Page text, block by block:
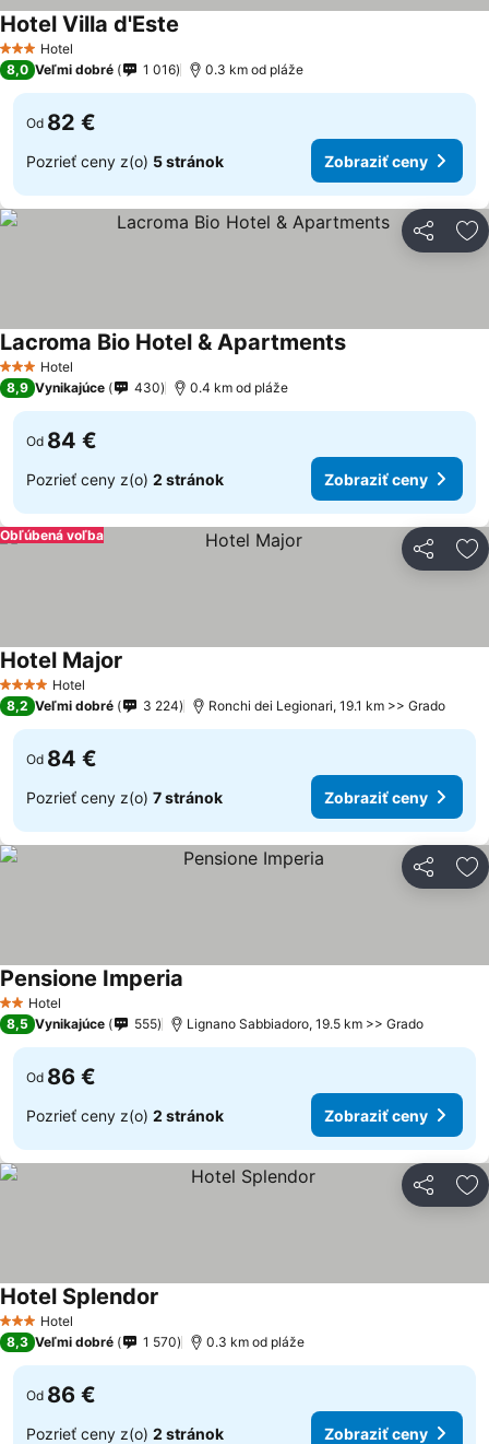
3 Počet hviezdičiek
Hotel
Hotel Villa d'Este
8,0 Veľmi dobré 1 016 0.3 km od pláže
Od 82 €
Pozrieť ceny z(o) 5 stránok Zobraziť ceny
Zdieľať
3 Počet hviezdičiek
Hotel
Lacroma Bio Hotel & Apartments
8,9 Vynikajúce 430 0.4 km od pláže
Od 84 €
Pozrieť ceny z(o) 2 stránok Zobraziť ceny
Zdieľať
Obľúbená voľba
4 Počet hviezdičiek
Hotel
Hotel Major
8,2 Veľmi dobré 3 224 Ronchi dei Legionari, 19.1 km >> Grado
Od 84 €
Pozrieť ceny z(o) 7 stránok Zobraziť ceny
Zdieľať
2 Počet hviezdičiek
Hotel
Pensione Imperia
8,5 Vynikajúce 555 Lignano Sabbiadoro, 19.5 km >> Grado
Od 86 €
Pozrieť ceny z(o) 2 stránok Zobraziť ceny
Zdieľať
3 Počet hviezdičiek
Hotel
Hotel Splendor
8,3 Veľmi dobré 1 570 0.3 km od pláže
Od 86 €
Pozrieť ceny z(o) 2 stránok Zobraziť ceny